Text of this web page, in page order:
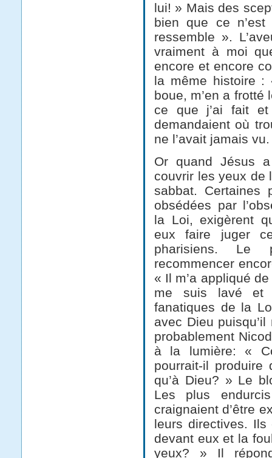
lui! » Mais des
bien que ce
ressemble ».
vraiment à moi
encore et encore
la même histoire :
boue, m’en a frotté
ce que j’ai fait
demandaient où
ne l’avait jamais vu.
Or quand Jésus
couvrir les yeux de
sabbat. Certaines
obsédées par
la Loi, exigèrent
eux faire juger
pharisiens. Le
recommencer
« Il m’a appliqué
me suis lavé
fanatiques de la
avec Dieu
probablement
à la lumière: «
pourrait-il produire
qu’à Dieu? » Le
Les plus
craignaient d’être
leurs directives. Ils
devant eux et la
yeux? » Il